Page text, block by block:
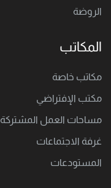
الروضة
المكاتب
مكاتب خاصة
مكتب اﻹفتراضي
مساحات العمل المشتركة
غرفة الاجتماعات
المستودعات